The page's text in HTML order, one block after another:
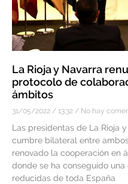
La Rioja y Navarra
protocolo de
ámbitos
31/05/2022 13:32 No hay
Las presidentas de La Rioja
cumbre bilateral entre
renovado la cooperación en
donde se ha conseguido
reducidas de toda España